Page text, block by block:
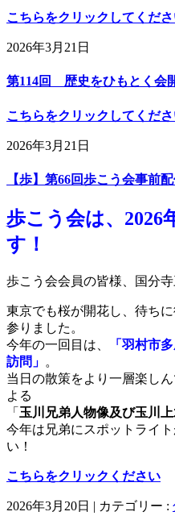
こちらをクリックしてくだ
2026年3月21日
第114回 歴史をひもとく会
こちらをクリックしてくだ
2026年3月21日
【歩】第66回歩こう会事前
歩こう会は、2026
す！
歩こう会会員の皆様、国分
東京でも桜が開花し、待ち
参りました。
今年の一回目は、
「羽村市
訪問」 。
当日の散策をより一層楽し
よる
「 玉川兄弟人物像及び玉川
今年は兄弟にスポットライ
い！
こちらをクリックください
2026年3月20日 | カテゴリー :